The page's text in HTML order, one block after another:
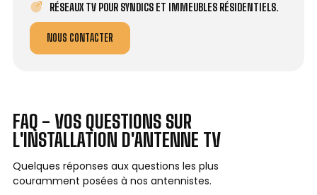
RÉSEAUX TV POUR SYNDICS ET IMMEUBLES RÉSIDENTIELS.
NOUS CONTACTER
FAQ - VOS QUESTIONS SUR
L'INSTALLATION D'ANTENNE TV
Quelques réponses aux questions les plus
couramment posées à nos antennistes.